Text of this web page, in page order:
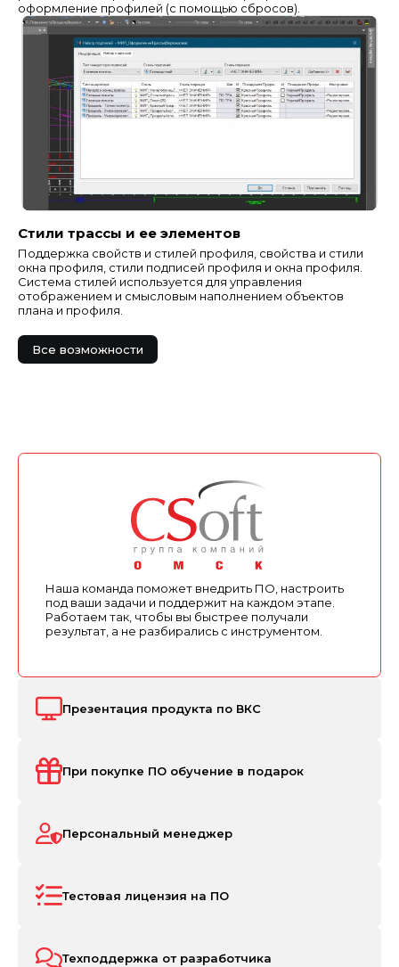
оформление профилей (с помощью сбросов).
Стили трассы и ее элементов
Поддержка свойств и стилей профиля, свойства и стили
окна профиля, стили подписей профиля и окна профиля.
Система стилей используется для управления
отображением и смысловым наполнением объектов
плана и профиля.
Все возможности
Наша команда поможет внедрить ПО, настроить
под ваши задачи и поддержит на каждом этапе.
Работаем так, чтобы вы быстрее получали
результат, а не разбирались с инструментом.
Презентация продукта по ВКС
При покупке ПО обучение в подарок
Персональный менеджер
Тестовая лицензия на ПО
Техподдержка от разработчика